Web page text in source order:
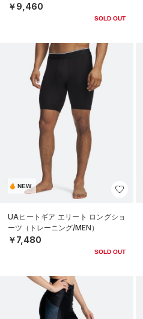
￥9,460
SOLD OUT
NEW
UAヒートギア エリート ロングショ
ーツ（トレーニング/MEN）
￥7,480
SOLD OUT